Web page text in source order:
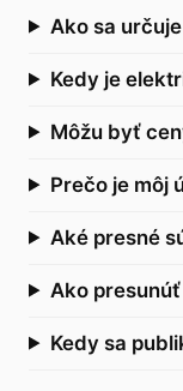
Ako sa
Kedy je
Môžu byť
Prečo je môj
Aké presné
Ako
Kedy sa